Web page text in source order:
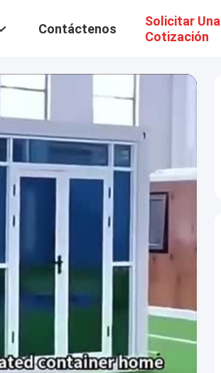
Contáctenos
Solicitar Una
Cotización